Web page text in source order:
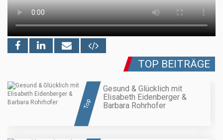
TOP BEITRÄGE
Top
Gesund & Glücklich mit
Elisabeth Eidenberger &
Barbara Rohrhofer